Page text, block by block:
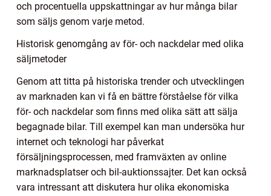
och procentuella uppskattningar av hur många bilar
som säljs genom varje metod.
Historisk genomgång av för- och nackdelar med olika
säljmetoder
Genom att titta på historiska trender och utvecklingen
av marknaden kan vi få en bättre förståelse för vilka
för- och nackdelar som finns med olika sätt att sälja
begagnade bilar. Till exempel kan man undersöka hur
internet och teknologi har påverkat
försäljningsprocessen, med framväxten av online
marknadsplatser och bil-auktionssajter. Det kan också
vara intressant att diskutera hur olika ekonomiska